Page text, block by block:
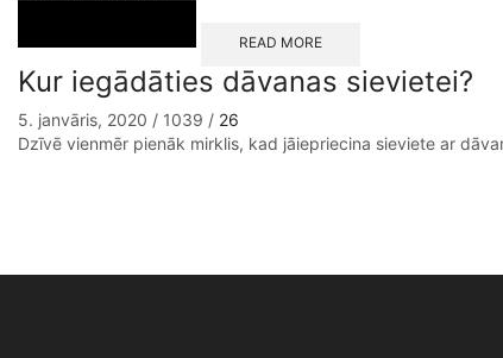
READ MORE
Kur iegādāties dāvanas sievietei?
5. janvāris, 2020 / 1039 / 26
Dzīvē vienmēr pienāk mirklis, kad jāiepriecina sieviete ar